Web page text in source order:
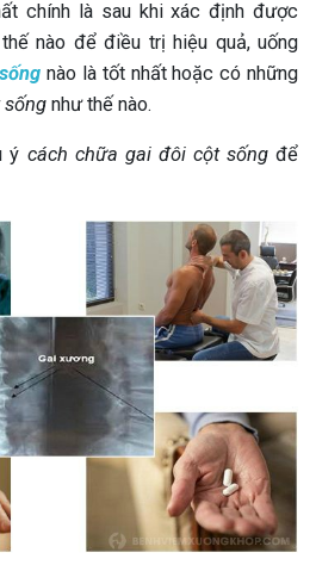
chính là sau khi xác định được
nào để điều trị hiệu quả, uống
nào là tốt nhất hoặc có những
sống như thế nào.
ý cách chữa gai đôi cột sốngđể